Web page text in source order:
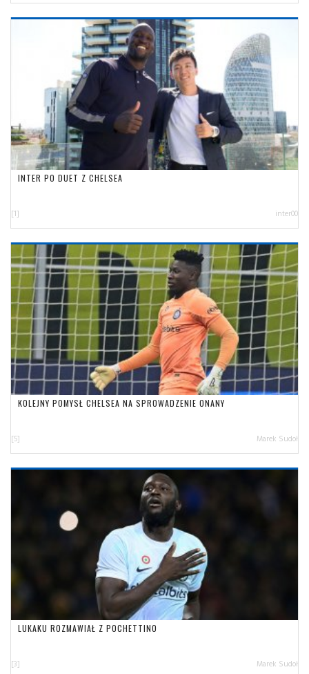
INTER PO DUET Z CHELSEA
[1] inter00
KOLEJNY POMYSŁ CHELSEA NA SPROWADZENIE ONANY
[5] Marek Sudoł
LUKAKU ROZMAWIAŁ Z POCHETTINO
[3] Marek Sudoł